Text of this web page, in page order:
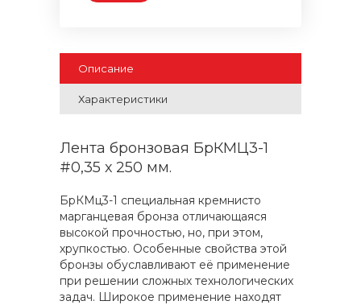
Описание
Характеристики
Лента бронзовая БрКМЦ3-1
#0,35 х 250 мм.
БрКМц3-1 специальная кремнисто
марганцевая бронза отличающаяся
высокой прочностью, но, при этом,
хрупкостью. Особенные свойства этой
бронзы обуславливают её применение
при решении сложных технологических
задач. Широкое применение находят